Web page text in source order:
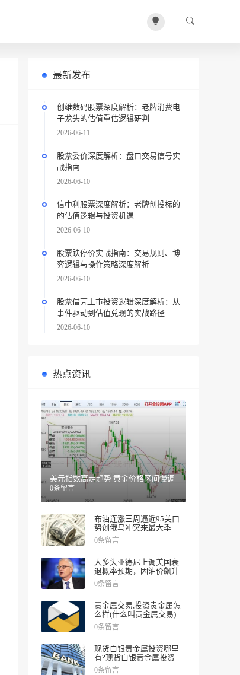
最新发布
创维数码股票深度解析：老牌消费电
子龙头的估值重估逻辑研判
2026-06-11
股票委价深度解析：盘口交易信号实
战指南
2026-06-10
信中利股票深度解析：老牌创投标的
的估值逻辑与投资机遇
2026-06-10
股票跌停价实战指南：交易规则、博
弈逻辑与操作策略深度解析
2026-06-10
股票借壳上市投资逻辑深度解析：从
事件驱动到估值兑现的实战路径
2026-06-10
热点资讯
美元指数高走趋势 黄金价格区间慢调
0条留言
布油连涨三周逼近95关口
势创俄乌冲突来最大季度
涨幅
0条留言
大多头亚德尼上调美国衰
退概率预期，因油价飙升
0条留言
贵金属交易,投资贵金属怎
么样(什么叫贵金属交易)
0条留言
现货白银贵金属投资哪里
有?现货白银贵金属投资被
诱导投资亏损
0条留言